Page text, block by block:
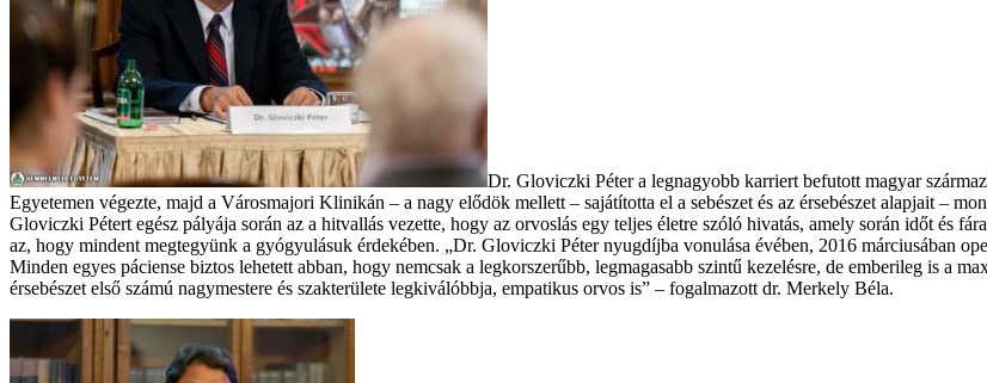
Dr. Gloviczki Péter a legnagyobb karriert befutott magyar
Egyetemen végezte, majd a Városmajori Klinikán – a nagy elődök mellett – sajátította el a sebészet és az érsebészet alapjait –
Gloviczki Pétert egész pályája során az a hitvallás vezette, hogy az orvoslás egy teljes életre szóló hivatás, amely során időt és
az, hogy mindent megtegyünk a gyógyulásuk érdekében. „Dr. Gloviczki Péter nyugdíjba vonulása évében, 2016 márciusában
Minden egyes páciense biztos lehetett abban, hogy nemcsak a legkorszerűbb, legmagasabb szintű kezelésre, de emberileg is a
érsebészet első számú nagymestere és szakterülete legkiválóbbja, empatikus orvos is” – fogalmazott dr. Merkely Béla.